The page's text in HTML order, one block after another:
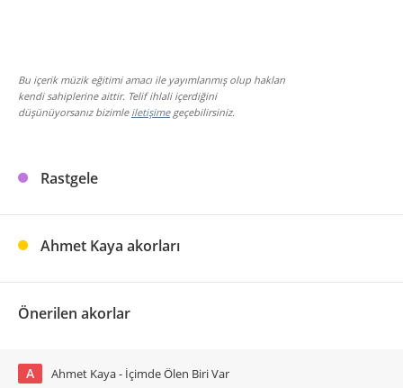
Bu içerik müzik eğitimi amacı ile yayımlanmış olup hakları
kendi sahiplerine aittir. Telif ihlali içerdiğini
düşünüyorsanız bizimle iletişimegeçebilirsiniz.
Rastgele
Ahmet Kaya akorları
Önerilen akorlar
A Ahmet Kaya - İçimde Ölen Biri Var